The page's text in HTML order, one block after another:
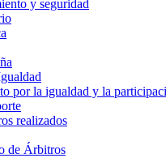
y seguridad
por la igualdad y la
realizados
de Árbitros